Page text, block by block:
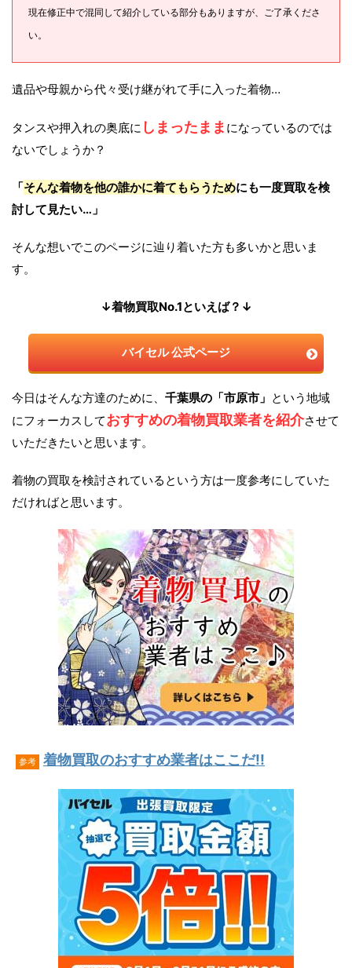
現在修正中で混同して紹介している部分もありますが、ご了承くださ
い。
遺品や母親から代々受け継がれて手に入った着物…
タンスや押入れの奥底に しまったまま になっているのでは
ないでしょうか？
「そんな着物を他の誰かに着てもらうためにも一度買取を検
討して見たい…」
そんな想いでこのページに辿り着いた方も多いかと思いま
す。
↓着物買取No.1といえば？↓
バイセル 公式ページ
今日はそんな方達のために、 千葉県の「市原市」 という地域
にフォーカスしておすすめの着物買取業者を紹介させて
いただきたいと思います。
着物の買取を検討されているという方は一度参考にしていた
だければと思います。
参考 着物買取のおすすめ業者はここだ!!